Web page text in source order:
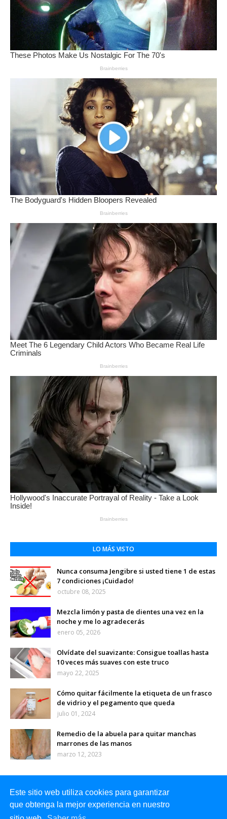
Este sitio web utiliza cookies para garantizar
que obtenga la mejor experiencia en nuestro
LO MÁS VISTO
Nunca consuma Jengibre si usted tiene 1 de estas
7 condiciones ¡Cuidado!
octubre 08, 2025
Mezcla limón y pasta de dientes una vez en la
noche y me lo agradecerás
enero 05, 2026
Olvídate del suavizante: Consigue toallas hasta
10 veces más suaves con este truco
mayo 22, 2025
Cómo quitar fácilmente la etiqueta de un frasco
de vidrio y el pegamento que queda
julio 01, 2024
Remedio de la abuela para quitar manchas
marrones de las manos
marzo 12, 2023